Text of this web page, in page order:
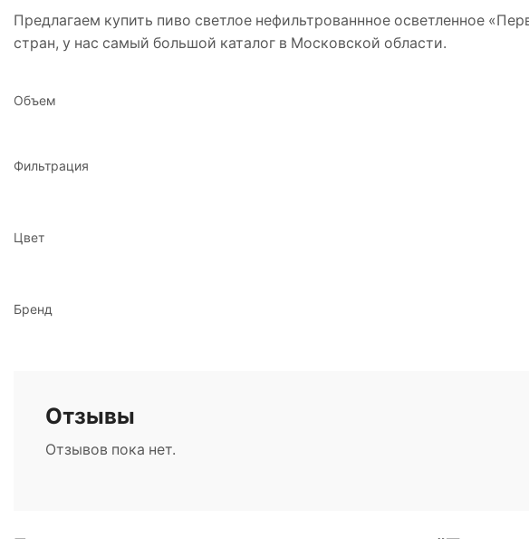
Предлагаем купить пиво светлое нефильтрованнное осветленное
стран, у нас самый большой каталог в Московской области.
Объем
Фильтрация
Цвет
Бренд
Отзывы
Отзывов пока нет.